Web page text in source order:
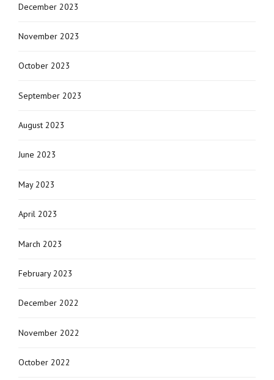
December 2023
November 2023
October 2023
September 2023
August 2023
June 2023
May 2023
April 2023
March 2023
February 2023
December 2022
November 2022
October 2022